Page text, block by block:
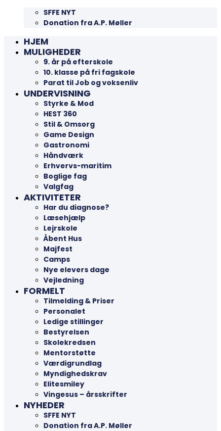
SFFE NYT
Donation fra A.P. Møller
HJEM
MULIGHEDER
9. år på efterskole
10. klasse på fri fagskole
Parat til Job og voksenliv
UNDERVISNING
Styrke & Mod
HEST 360
Stil & Omsorg
Game Design
Gastronomi
Håndværk
Erhvervs-maritim
Boglige fag
Valgfag
AKTIVITETER
Har du diagnose?
Læsehjælp
Lejrskole
Åbent Hus
Majfest
Camps
Nye elevers dage
Vejledning
FORMELT
Tilmelding & Priser
Personalet
Ledige stillinger
Bestyrelsen
Skolekredsen
Mentorstøtte
Værdigrundlag
Myndighedskrav
Elitesmiley
Vingesus – årsskrifter
NYHEDER
SFFE NYT
Donation fra A.P. Møller